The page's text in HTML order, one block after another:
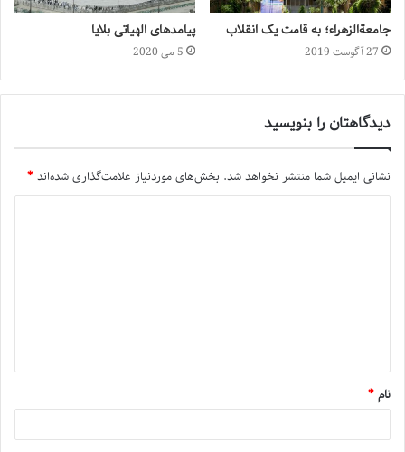
جامعة‌الزهراء؛ به قامت یک انقلاب
27 آگوست 2019
پیامدهای الهیاتی بلایا
5 می 2020
دیدگاهتان را بنویسید
نشانی ایمیل شما منتشر نخواهد شد. بخش‌های موردنیاز علامت‌گذاری شده‌اند*
نام*